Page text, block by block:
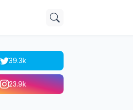
39.3k
23.9k